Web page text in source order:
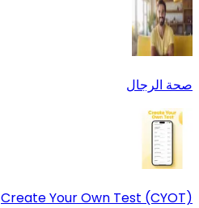
صحة الرجال
Create Your Own Test (CYOT)